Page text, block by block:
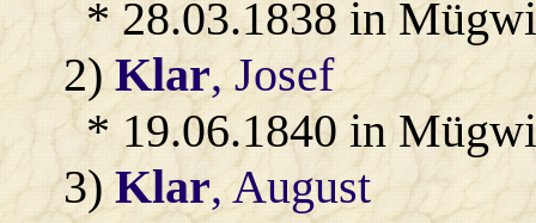
* 28.03.1838 in
2)Klar, Josef
* 19.06.1840 in
3)Klar, August